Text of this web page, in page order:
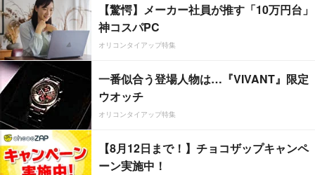
【驚愕】メーカー社員が推す「10万円台」
神コスパPC
オリコンタイアップ特集
一番似合う登場人物は…『VIVANT』限定
ウオッチ
オリコンタイアップ特集
【8月12日まで！】チョコザップキャンペ
ーン実施中！